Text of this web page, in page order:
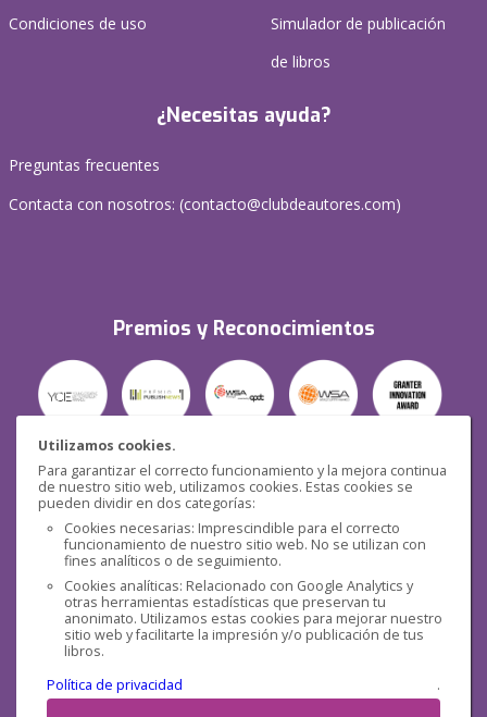
Utilizamos cookies.
Para garantizar el correcto funcionamiento y la mejora continua
de nuestro sitio web, utilizamos cookies. Estas cookies se
pueden dividir en dos categorías:
Cookies necesarias: Imprescindible para el correcto
funcionamiento de nuestro sitio web. No se utilizan con
fines analíticos o de seguimiento.
Cookies analíticas: Relacionado con Google Analytics y
otras herramientas estadísticas que preservan tu
anonimato. Utilizamos estas cookies para mejorar nuestro
sitio web y facilitarte la impresión y/o publicación de tus
libros.
Política de privacidad
.
Condiciones de uso
Simulador de publicación
de libros
¿Necesitas ayuda?
Preguntas frecuentes
Contacta con nosotros: (contacto@clubdeautores.com)
Premios y Reconocimientos
Seguridad
Redes sociales